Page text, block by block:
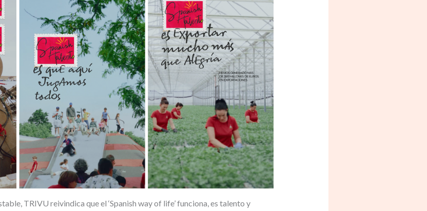
TRIVU reivindica que el ‘Spanish way of life’ funciona, es talento y